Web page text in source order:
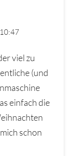
viel zu
(und
einfach die
schon